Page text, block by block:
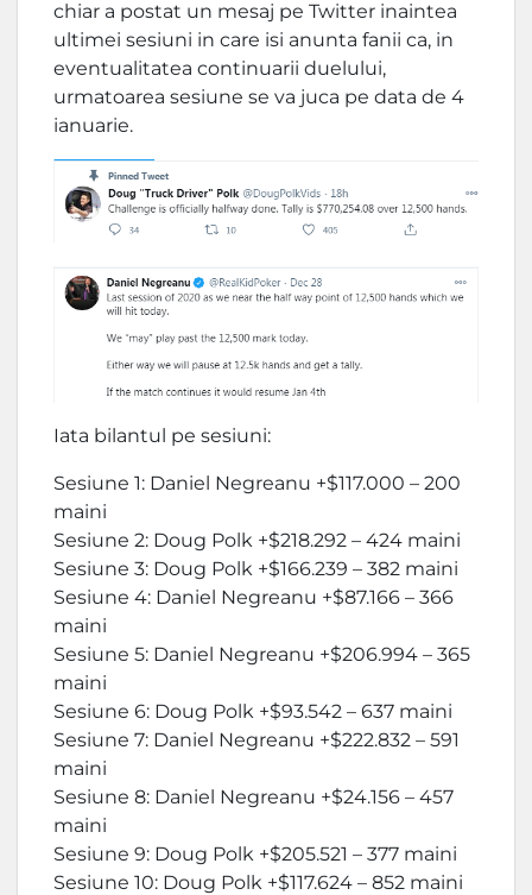
chiar a postat un mesaj pe Twitter inaintea
ultimei sesiuni in care isi anunta fanii ca, in
eventualitatea continuarii duelului,
urmatoarea sesiune se va juca pe data de 4
ianuarie.
Iata bilantul pe sesiuni:
Sesiune 1: Daniel Negreanu +$117.000 – 200
maini
Sesiune 2: Doug Polk +$218.292 – 424 maini
Sesiune 3: Doug Polk +$166.239 – 382 maini
Sesiune 4: Daniel Negreanu +$87.166 – 366
maini
Sesiune 5: Daniel Negreanu +$206.994 – 365
maini
Sesiune 6: Doug Polk +$93.542 – 637 maini
Sesiune 7: Daniel Negreanu +$222.832 – 591
maini
Sesiune 8: Daniel Negreanu +$24.156 – 457
maini
Sesiune 9: Doug Polk +$205.521 – 377 maini
Sesiune 10: Doug Polk +$117.624 – 852 maini